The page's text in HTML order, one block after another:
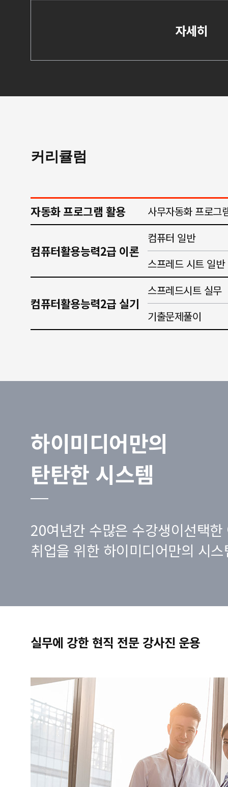
자세히
커리큘럼
자동화 프로그램 활용 사무자동화 프로그
컴퓨터활용능력2급 이론
컴퓨터 일반
스프레드 시트 일반
컴퓨터활용능력2급 실기
스프레드시트 실무
기출문제풀이
하이미디어만의
탄탄한 시스템
20여년간 수많은 수강생이선택한
취업을 위한 하이미디어만의 시
실무에 강한 현직 전문 강사진 운용